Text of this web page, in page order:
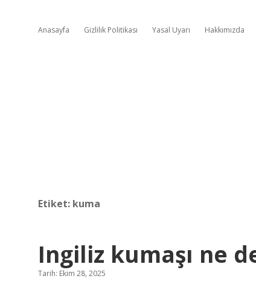
Anasayfa Gizlilik Politikası Yasal Uyarı Hakkımızda
Etiket: kuma
Ingiliz kumaşı ne
Tarih: Ekim 28, 2025